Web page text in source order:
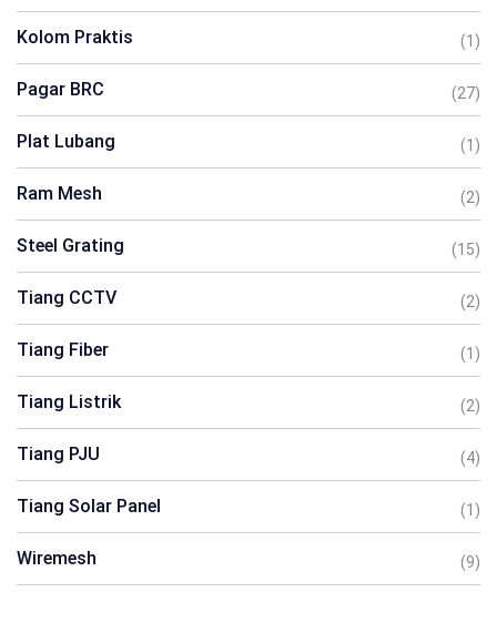
Kolom Praktis (1)
Pagar BRC (27)
Plat Lubang (1)
Ram Mesh (2)
Steel Grating (15)
Tiang CCTV (2)
Tiang Fiber (1)
Tiang Listrik (2)
Tiang PJU (4)
Tiang Solar Panel (1)
Wiremesh (9)